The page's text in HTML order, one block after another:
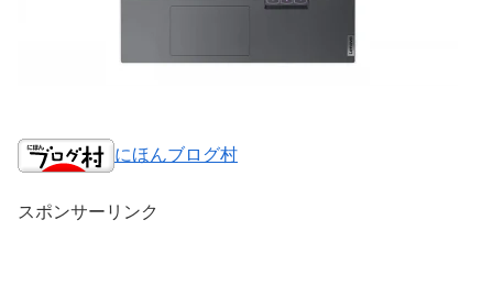
にほんブログ村
スポンサーリンク